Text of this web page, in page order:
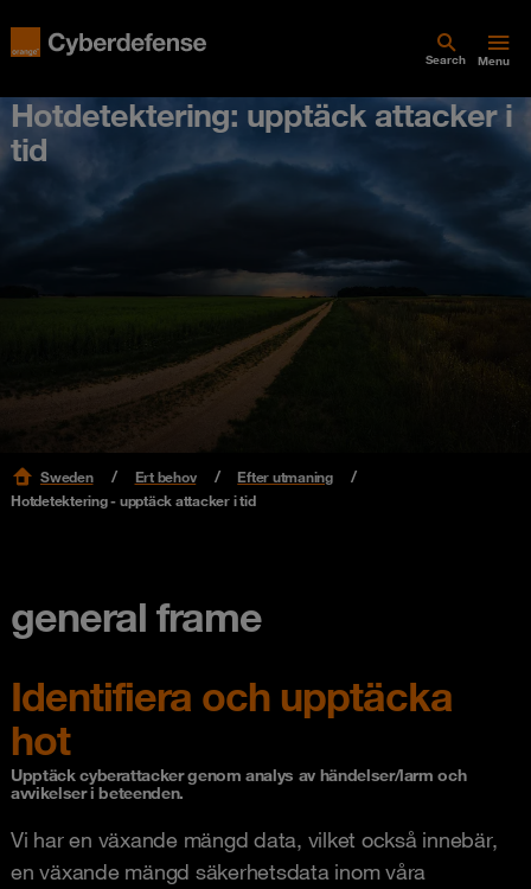
Search Menu
Hotdetektering: upptäck attacker i
tid
Sweden Ert behov
Efter utmaning
Hotdetektering - upptäck attacker i tid
general frame
Identifiera och upptäcka
hot
Upptäck cyberattacker genom analys av händelser/larm och
avvikelser i beteenden.
Vi har en växande mängd data, vilket också innebär,
en växande mängd säkerhetsdata inom våra